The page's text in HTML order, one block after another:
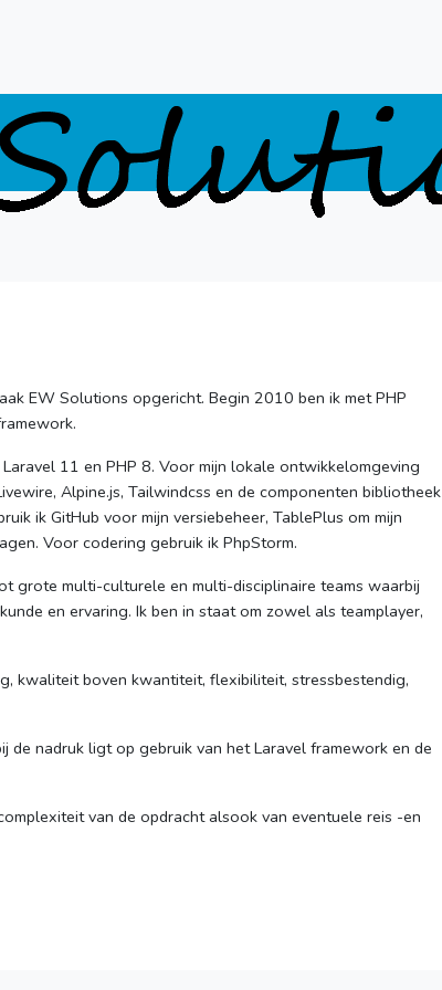
EW Solutions opgericht. Begin 2010 ben ik met PHP
11 en PHP 8. Voor mijn lokale ontwikkelomgeving
Alpine.js, Tailwindcss en de componenten bibliotheek
ik GitHub voor mijn versiebeheer, TablePlus om mijn
Voor codering gebruik ik PhpStorm.
grote multi-culturele en multi-disciplinaire teams waarbij
en ervaring. Ik ben in staat om zowel als teamplayer,
kwaliteit boven kwantiteit, flexibiliteit, stressbestendig,
nadruk ligt op gebruik van het Laravel framework en de
van de opdracht alsook van eventuele reis -en